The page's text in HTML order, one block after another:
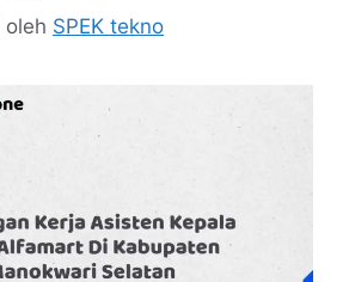
oleh SPEK tekno